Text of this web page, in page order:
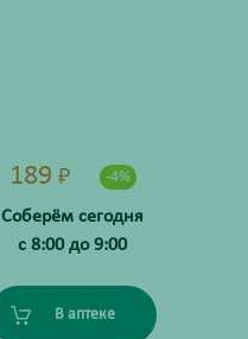
189 ₽ -4%
Соберём сегодня
с 8:00 до 9:00
В аптеке